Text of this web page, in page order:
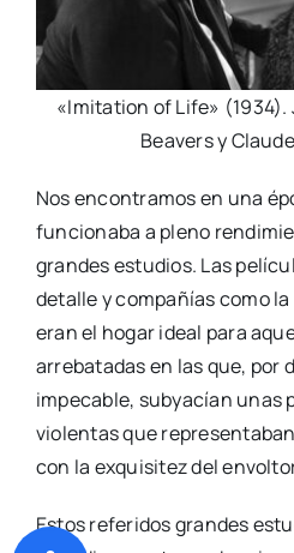
«Imitation of Life» (1934).
Beavers y
Nos encontramos en una
funcionaba a pleno
grandes estudios. Las
detalle y compañías como
eran el hogar ideal para
arrebatadas en las que, por
impecable, subyacían unas
violentas que
con la exquisitez del
Estos referidos grandes